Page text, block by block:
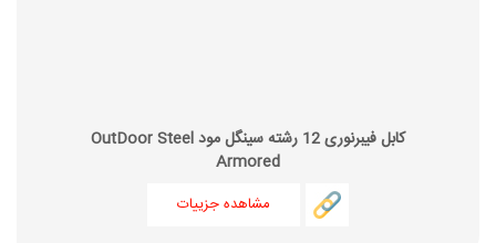
کابل فیبرنوری 12 رشته سینگل مود OutDoor Steel
Armored
مشاهده جزییات